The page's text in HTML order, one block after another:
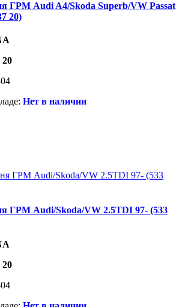
ГРМ Audi A4/Skoda Superb/VW Passat
20)
20
Нет в наличии
ГРМ Audi/Skoda/VW 2.5TDI 97- (533
20